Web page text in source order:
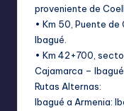
proveniente de
• Km 50, Puente
Ibagué.
• Km 42+700,
Cajamarca –
Rutas Alternas:
Ibagué a Armenia: